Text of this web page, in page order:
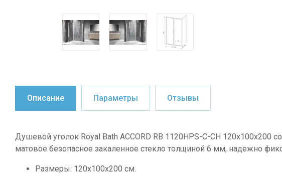
Описание Параметры Отзывы
Душевой уголок Royal Bath ACCORD RB 1120HPS-C-CH 120x100x200
матовое безопасное закаленное стекло толщиной 6 мм, надежно
Размеры: 120х100х200 см.